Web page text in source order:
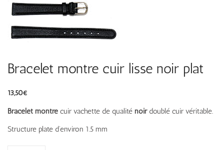
Bracelet montre cuir lisse noir plat
13,50€
Bracelet montre cuir vachette de qualité noirdoublé cuir véritable.
Structure plate d’environ 1.5 mm